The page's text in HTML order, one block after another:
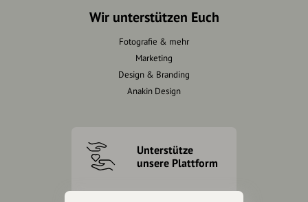
Wir unterstützen Euch
Fotografie & mehr
Marketing
Design & Branding
Anakin Design
Unterstütze
unsere Plattform